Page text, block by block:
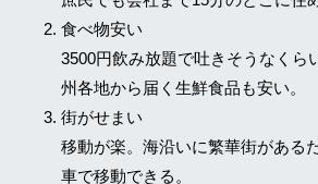
食べ物安い
3500円飲み放題で吐きそうなくら
州各地から届く生鮮食品も安い。
街がせまい
移動が楽。海沿いに繁華街がある
車で移動できる。